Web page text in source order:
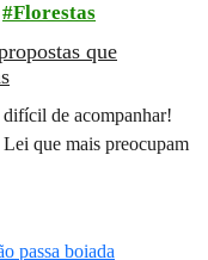
Florestas
que
difícil de acompanhar!
que mais preocupam